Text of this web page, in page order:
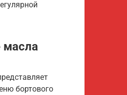
масла
бортового